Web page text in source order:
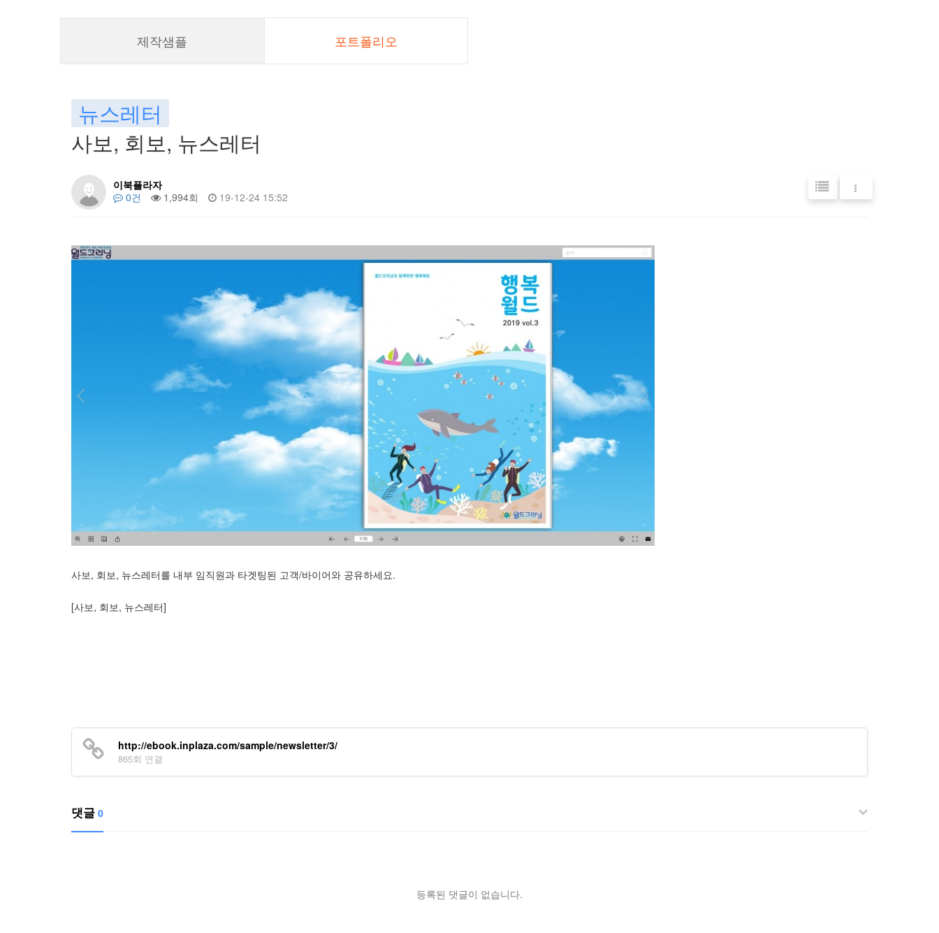
제작샘플 포트폴리오
뉴스레터
사보, 회보, 뉴스레터
이북플라자
0건
1,994회 19-12-24 15:52
사보, 회보, 뉴스레터를 내부 임직원과 타겟팅된 고객/바이어와 공유하세요.
[사보, 회보, 뉴스레터]
http://ebook.inplaza.com/sample/newsletter/3/
865회 연결
댓글 0
등록된 댓글이 없습니다.